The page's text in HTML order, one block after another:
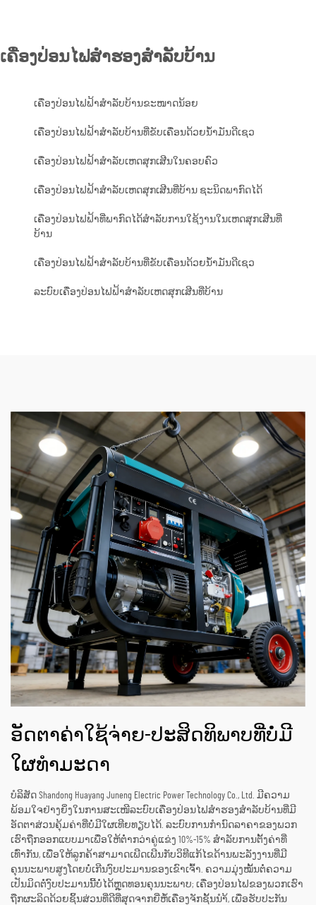
ເຄື່ອງປ່ອນໄຟສຳຮອງສຳລັບບ້ານ
ເຄື່ອງປ່ອນໄຟຟ້າສຳລັບບ້ານຂະໜາດນ້ອຍ
ເຄື່ອງປ່ອນໄຟຟ້າສຳລັບບ້ານທີ່ຂັບເຄື່ອນດ້ວຍນ້ຳມັນດີເຊວ
ເຄື່ອງປ່ອນໄຟຟ້າສຳລັບເຫດສຸກເສີນໃນຄອບຄົວ
ເຄື່ອງປ່ອນໄຟຟ້າສຳລັບເຫດສຸກເສີນທີ່ບ້ານ ຊະນິດພາກົດໄດ້
ເຄື່ອງປ່ອນໄຟຟ້າທີ່ພາກົດໄດ້ສຳລັບການໃຊ້ງານໃນເຫດສຸກເສີນທີ່
ບ້ານ
ເຄື່ອງປ່ອນໄຟຟ້າສຳລັບບ້ານທີ່ຂັບເຄື່ອນດ້ວຍນ້ຳມັນດີເຊວ
ລະບົບເຄື່ອງປ່ອນໄຟຟ້າສຳລັບເຫດສຸກເສີນທີ່ບ້ານ
ອັດຕາຄ່າໃຊ້ຈ່າຍ-ປະສິດທິພາບທີ່ບໍ່ມີ
ໃຜທຳມະດາ
ບໍລິສັດ Shandong Huayang Juneng Electric Power Technology Co., Ltd. ມີຄວາມ
ພ້ອມໃຈຢ່າງຍິ່ງໃນການສະເໜີລະບົບເຄື່ອງປ່ອນໄຟສຳຮອງສຳລັບບ້ານທີ່ມີ
ອັດຕາສ່ວນຄຸ້ມຄ່າທີ່ບໍ່ມີໃຜເທີຍທຽບໄດ້. ລະບົບການກຳນົດລາຄາຂອງພວກ
ເຮົາຖືກອອກແບບມາເພື່ອໃຫ້ຕ່ຳກວ່າຄູ່ແຂ່ງ 10%-15% ສຳລັບການຕັ້ງຄ່າທີ່
ເທົ່າກັນ, ເພື່ອໃຫ້ລູກຄ້າສາມາດເພີດເພີນກັບວິທີແກ້ໄຂດ້ານພະລັງງານທີ່ມີ
ຄຸນນະພາບສູງໂດຍບໍ່ເກີນງົບປະມານຂອງເຂົາເຈົ້າ. ຄວາມມຸ່ງໝັ້ນຕໍ່ຄວາມ
ເປັນມິດຕໍ່ງົບປະມານນີ້ບໍ່ໄດ້ຫຼຸດທອນຄຸນນະພາບ; ເຄື່ອງປ່ອນໄຟຂອງພວກເຮົາ
ຖືກຜະລິດດ້ວຍຊິ້ນສ່ວນທີ່ດີທີ່ສຸດຈາກຍີ່ຫໍ້ເຄື່ອງຈັກຊັ້ນນຳ້, ເພື່ອຮັບປະກັນ